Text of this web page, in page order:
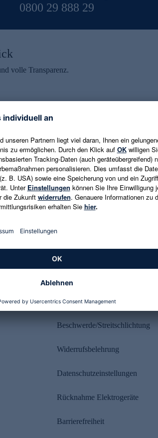
0800 29 888 29
volle Transparenz.
Trends,
jederzeit in
E-Mail-Adresse eingeben
Es gelten die Datenschutzrichtlinien
Rechtliches
Beschwerde/Streitschlichtung
Widerrufsbelehrung
Datenschutzeinstellungen
Rücknahme Elektrogeräte
Barrierefreiheit